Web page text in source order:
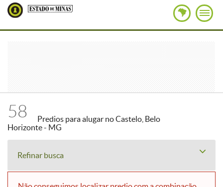
58
Predios para alugar no Castelo, Belo
Horizonte - MG
Refinar busca